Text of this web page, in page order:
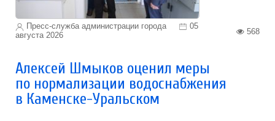
Пресс-служба администрации города
05
августа 2026
568
Алексей Шмыков оценил меры
по нормализации водоснабжения
в Каменске-Уральском